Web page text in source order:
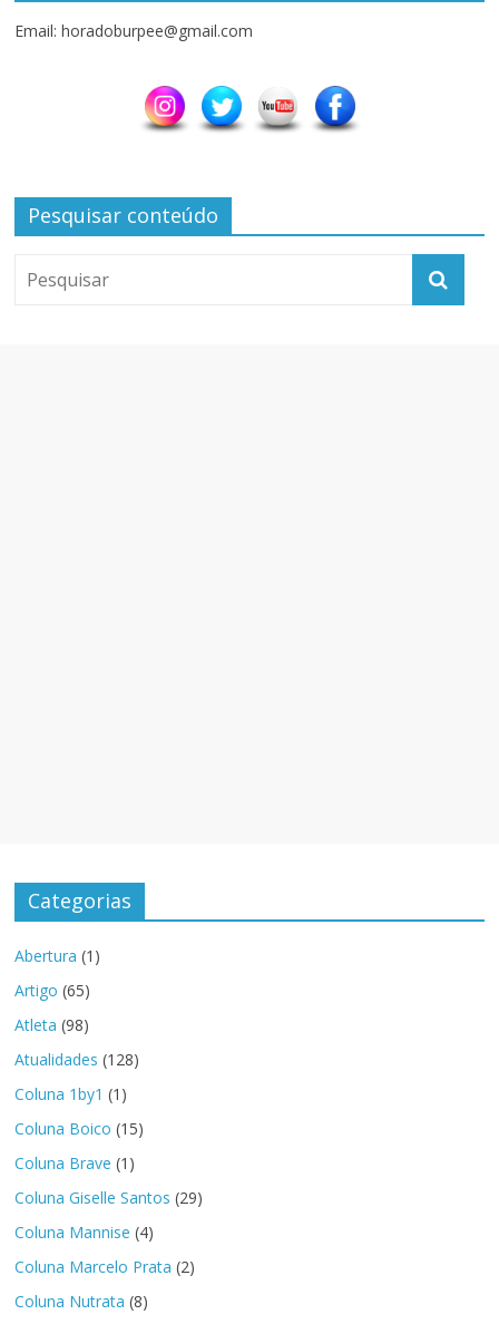
Email: horadoburpee@gmail.com
Pesquisar conteúdo
Categorias
Abertura (1)
Artigo (65)
Atleta (98)
Atualidades (128)
Coluna 1by1 (1)
Coluna Boico (15)
Coluna Brave (1)
Coluna Giselle Santos (29)
Coluna Mannise (4)
Coluna Marcelo Prata (2)
Coluna Nutrata (8)